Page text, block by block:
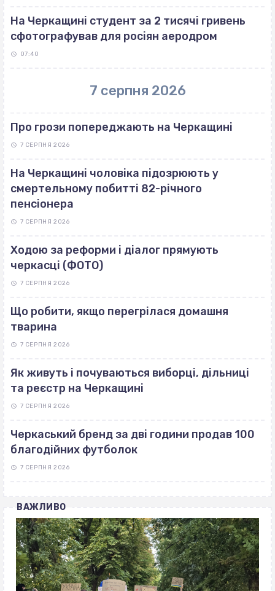
На Черкащині студент за 2 тисячі гривень
сфотографував для росіян аеродром
07:40
7 серпня 2026
Про грози попереджають на Черкащині
7 СЕРПНЯ 2026
На Черкащині чоловіка підозрюють у
смертельному побитті 82-річного
пенсіонера
7 СЕРПНЯ 2026
Ходою за реформи і діалог прямують
черкасці (ФОТО)
7 СЕРПНЯ 2026
Що робити, якщо перегрілася домашня
тварина
7 СЕРПНЯ 2026
Як живуть і почуваються виборці, дільниці
та реєстр на Черкащині
7 СЕРПНЯ 2026
Черкаський бренд за дві години продав 100
благодійних футболок
7 СЕРПНЯ 2026
ВАЖЛИВО